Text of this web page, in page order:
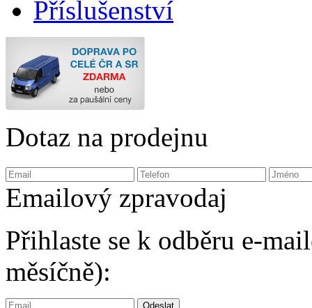
Příslušenství
Dotaz na prodejnu
Emailový zpravodaj
Přihlaste se k odběru e-
měsíčně):